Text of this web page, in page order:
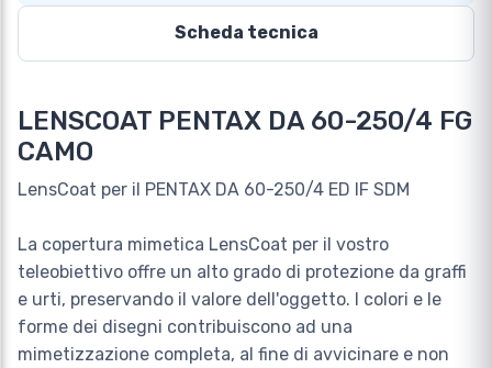
Scheda tecnica
LENSCOAT PENTAX DA 60-250/4 FG
CAMO
LensCoat per il PENTAX DA 60-250/4 ED IF SDM
La copertura mimetica LensCoat per il vostro
teleobiettivo offre un alto grado di protezione da graffi
e urti, preservando il valore dell'oggetto. I colori e le
forme dei disegni contribuiscono ad una
mimetizzazione completa, al fine di avvicinare e non